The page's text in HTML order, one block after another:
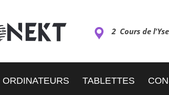
2 Cours de
ORDINATEURS TABLETTES